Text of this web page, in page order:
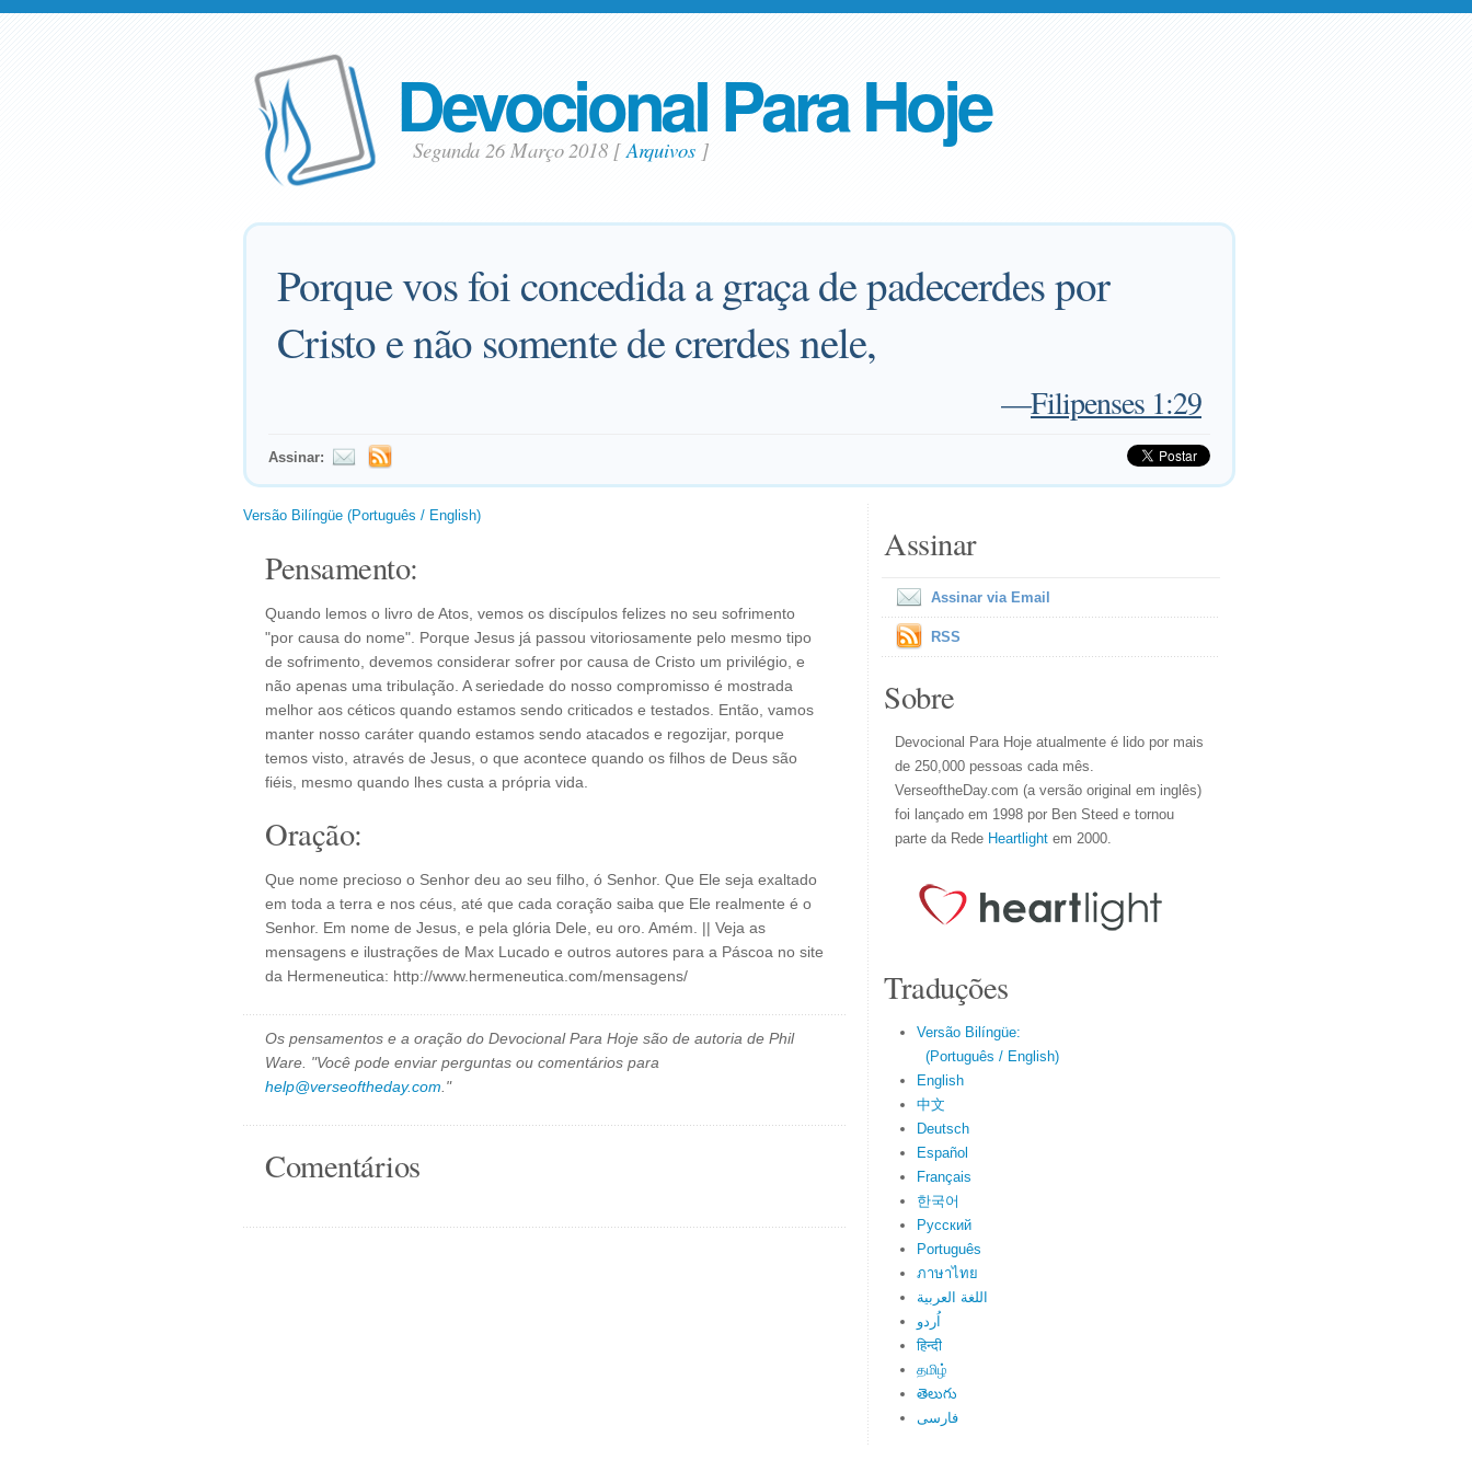
Devocional Para Hoje
Segunda 26 Março 2018 [Arquivos]
Porque vos foi concedida a graça de padecerdes por
Cristo e não somente de crerdes nele,
—Filipenses 1:29
Assinar:
Versão Bilíngüe (Português / English)
Pensamento:
Quando lemos o livro de Atos, vemos os discípulos felizes no seu sofrimento
"por causa do nome". Porque Jesus já passou vitoriosamente pelo mesmo tipo
de sofrimento, devemos considerar sofrer por causa de Cristo um privilégio, e
não apenas uma tribulação. A seriedade do nosso compromisso é mostrada
melhor aos céticos quando estamos sendo criticados e testados. Então, vamos
manter nosso caráter quando estamos sendo atacados e regozijar, porque
temos visto, através de Jesus, o que acontece quando os filhos de Deus são
fiéis, mesmo quando lhes custa a própria vida.
Oração:
Que nome precioso o Senhor deu ao seu filho, ó Senhor. Que Ele seja exaltado
em toda a terra e nos céus, até que cada coração saiba que Ele realmente é o
Senhor. Em nome de Jesus, e pela glória Dele, eu oro. Amém. || Veja as
mensagens e ilustrações de Max Lucado e outros autores para a Páscoa no site
da Hermeneutica: http://www.hermeneutica.com/mensagens/
Os pensamentos e a oração do Devocional Para Hoje são de autoria de Phil
Ware. "Você pode enviar perguntas ou comentários para
help@verseoftheday.com ."
Comentários
Assinar
Assinar via Email
RSS
Sobre
Devocional Para Hoje atualmente é lido por mais
de 250,000 pessoas cada mês.
VerseoftheDay.com (a versão original em inglês)
foi lançado em 1998 por Ben Steed e tornou
parte da Rede Heartlight em 2000.
Traduções
Versão Bilíngüe:
(Português / English)
English
中文
Deutsch
Español
Français
한국어
Русский
Português
ภาษาไทย
اللغة العربية
اُردو
हिन्दी
தமிழ்
తెలుగు
فارسی